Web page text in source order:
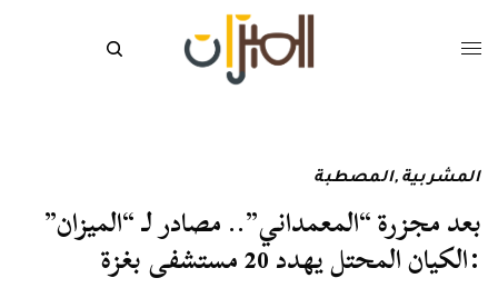
المشربية ,المصطبة
بعد مجزرة “المعمداني”.. مصادر لـ “الميزان”
:الكيان المحتل يهدد 20 مستشفى بغزة